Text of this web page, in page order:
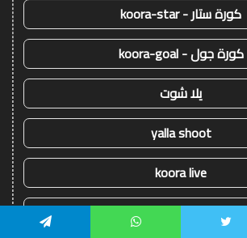
كورة ستار - koora-star
كورة جول - koora-goal
يلا شوت
yalla shoot
koora live
koora live